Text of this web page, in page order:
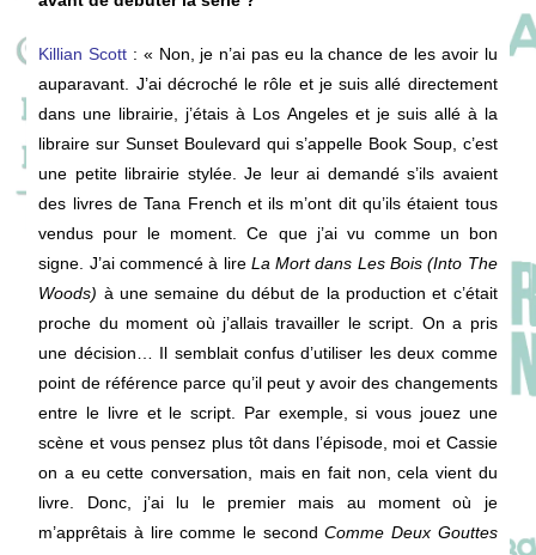
Killian Scott : « Non, je n’ai pas eu la chance de les avoir lu
auparavant. J’ai décroché le rôle et je suis allé directement
dans une librairie, j’étais à Los Angeles et je suis allé à la
libraire sur Sunset Boulevard qui s’appelle Book Soup, c’est
une petite librairie stylée. Je leur ai demandé s’ils avaient
des livres de Tana French et ils m’ont dit qu’ils étaient tous
vendus pour le moment. Ce que j’ai vu comme un bon
signe. J’ai commencé à lire La Mort dans Les Bois (Into The
Woods) à une semaine du début de la production et c’était
proche du moment où j’allais travailler le script. On a pris
une décision… Il semblait confus d’utiliser les deux comme
point de référence parce qu’il peut y avoir des changements
entre le livre et le script. Par exemple, si vous jouez une
scène et vous pensez plus tôt dans l’épisode, moi et Cassie
on a eu cette conversation, mais en fait non, cela vient du
livre. Donc, j’ai lu le premier mais au moment où je
m’apprêtais à lire comme le secondComme Deux Gouttes